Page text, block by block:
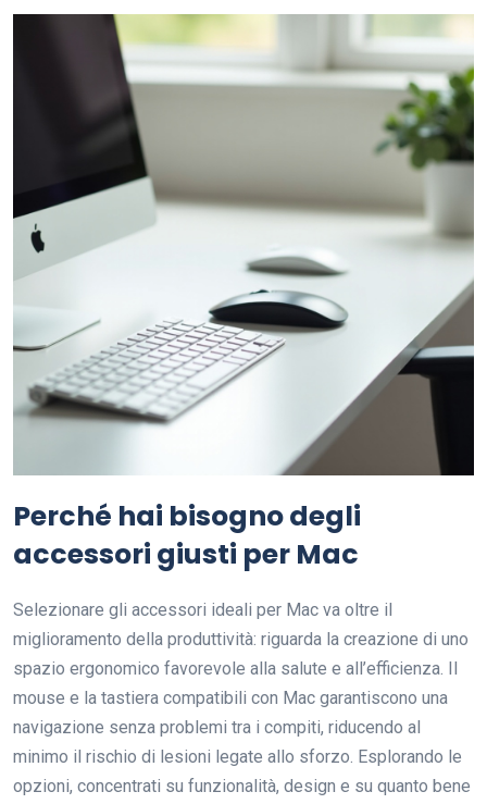
Perché hai bisogno degli
accessori giusti per Mac
Selezionare gli accessori ideali per Mac va oltre il
miglioramento della produttività: riguarda la creazione di uno
spazio ergonomico favorevole alla salute e all’efficienza. Il
mouse e la tastiera compatibili con Mac garantiscono una
navigazione senza problemi tra i compiti, riducendo al
minimo il rischio di lesioni legate allo sforzo. Esplorando le
opzioni, concentrati su funzionalità, design e su quanto bene